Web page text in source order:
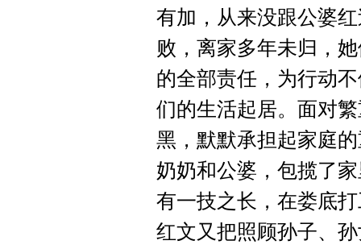
有加，从来没跟公婆
败，离家多年未归，
的全部责任，为行动
们的生活起居。面对
黑，默默承担起家庭
奶奶和公婆，包揽了
有一技之长，在娄底
红文又把照顾孙子、